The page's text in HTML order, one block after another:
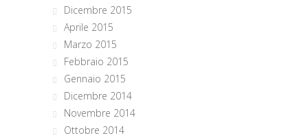
Dicembre 2015
Aprile 2015
Marzo 2015
Febbraio 2015
Gennaio 2015
Dicembre 2014
Novembre 2014
Ottobre 2014